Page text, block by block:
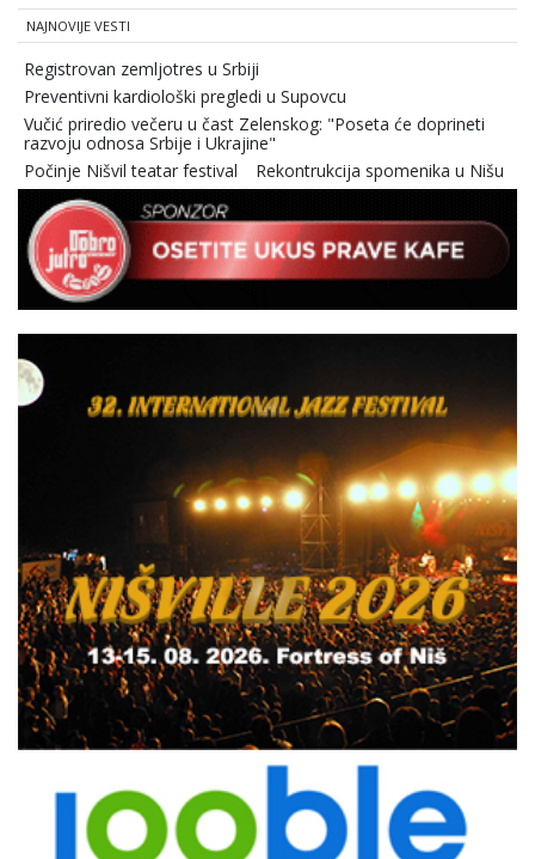
NAJNOVIJE VESTI
Registrovan zemljotres u Srbiji
Preventivni kardiološki pregledi u Supovcu
Vučić priredio večeru u čast Zelenskog: "Poseta će doprineti
razvoju odnosa Srbije i Ukrajine"
Počinje Nišvil teatar festival
Rekontrukcija spomenika u Nišu